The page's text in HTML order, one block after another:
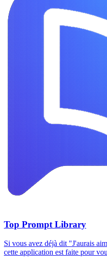
Top Prompt Library
Si vous avez déjà dit "J'aurais
cette application est faite pour